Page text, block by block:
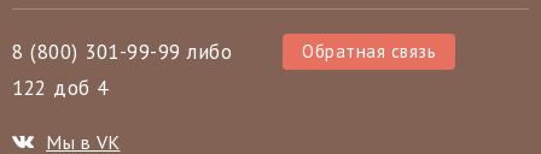
8 (800) 301-99-99 либо
122 доб 4
Обратная связь
Мы в VK